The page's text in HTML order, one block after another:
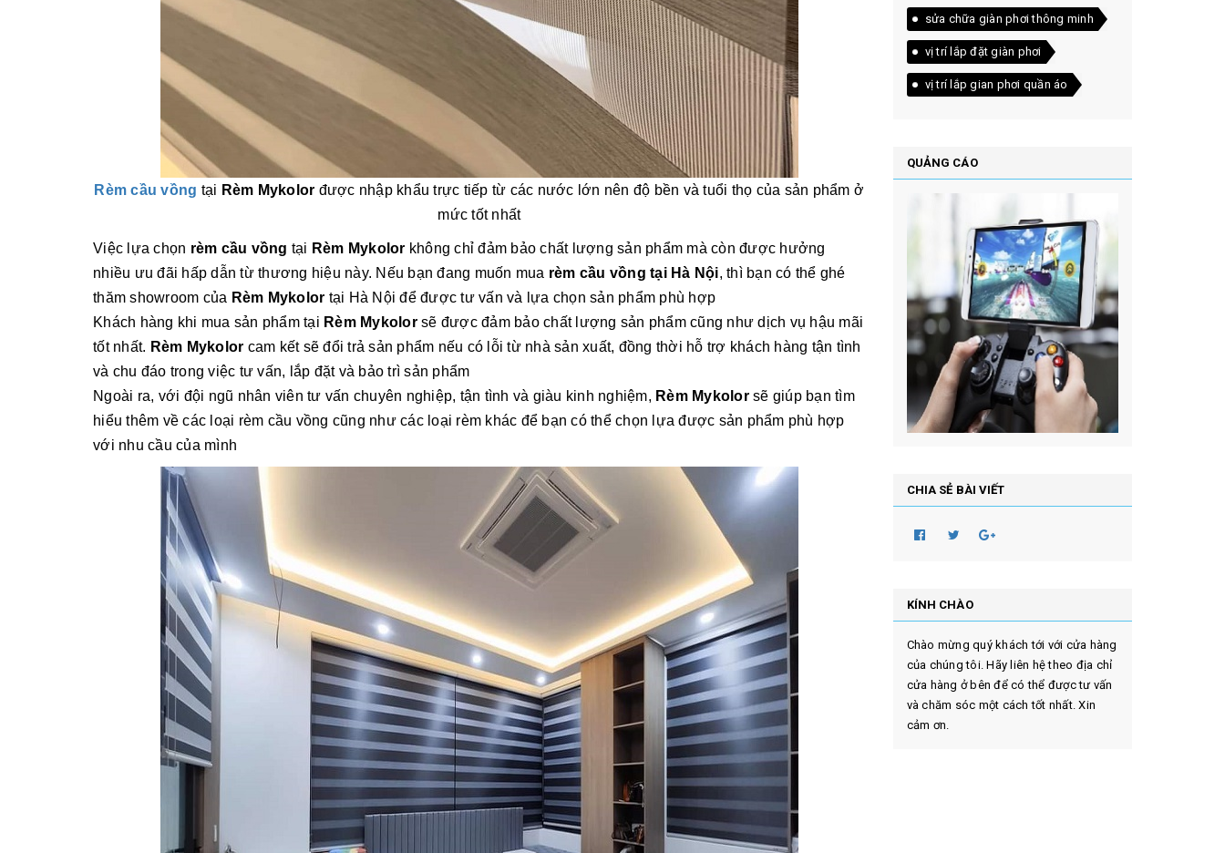
Rèm cầu vồng tại Rèm Mykolor được nhập khẩu trực tiếp từ các nước lớn nên độ bền và tuổi thọ của sản phẩm ở
mức tốt nhất
Việc lựa chọn rèm cầu vồng tại Rèm Mykolor không chỉ đảm bảo chất lượng sản phẩm mà còn được hưởng
nhiều ưu đãi hấp dẫn từ thương hiệu này. Nếu bạn đang muốn mua rèm cầu vồng tại Hà Nội, thì bạn có thể ghé
thăm showroom của Rèm Mykolor tại Hà Nội để được tư vấn và lựa chọn sản phẩm phù hợp
Khách hàng khi mua sản phẩm tại Rèm Mykolorsẽ được đảm bảo chất lượng sản phẩm cũng như dịch vụ hậu mãi
tốt nhất. Rèm Mykolor cam kết sẽ đổi trả sản phẩm nếu có lỗi từ nhà sản xuất, đồng thời hỗ trợ khách hàng tận tình
và chu đáo trong việc tư vấn, lắp đặt và bảo trì sản phẩm
Ngoài ra, với đội ngũ nhân viên tư vấn chuyên nghiệp, tận tình và giàu kinh nghiệm, Rèm Mykolorsẽ giúp bạn tìm
hiểu thêm về các loại rèm cầu vồng cũng như các loại rèm khác để bạn có thể chọn lựa được sản phẩm phù hợp
với nhu cầu của mình
sửa chữa giàn phơi thông minh
vị trí lắp đặt giàn phơi
vị trí lắp gian phơi quần áo
QUẢNG CÁO
CHIA SẺ BÀI VIẾT
KÍNH CHÀO
Chào mừng quý khách tới với cửa hàng
của chúng tôi. Hãy liên hệ theo địa chỉ
cửa hàng ở bên để có thể được tư vấn
và chăm sóc một cách tốt nhất. Xin
cảm ơn.